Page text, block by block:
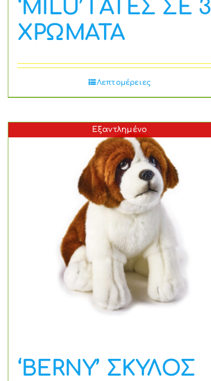
‘MILU’ ΓΑΤΕΣ ΣΕ 3
ΧΡΩΜΑΤΑ
Λεπτομέρειες
Εξαντλημένο
‘BERNY’ ΣΚΥΛΟΣ